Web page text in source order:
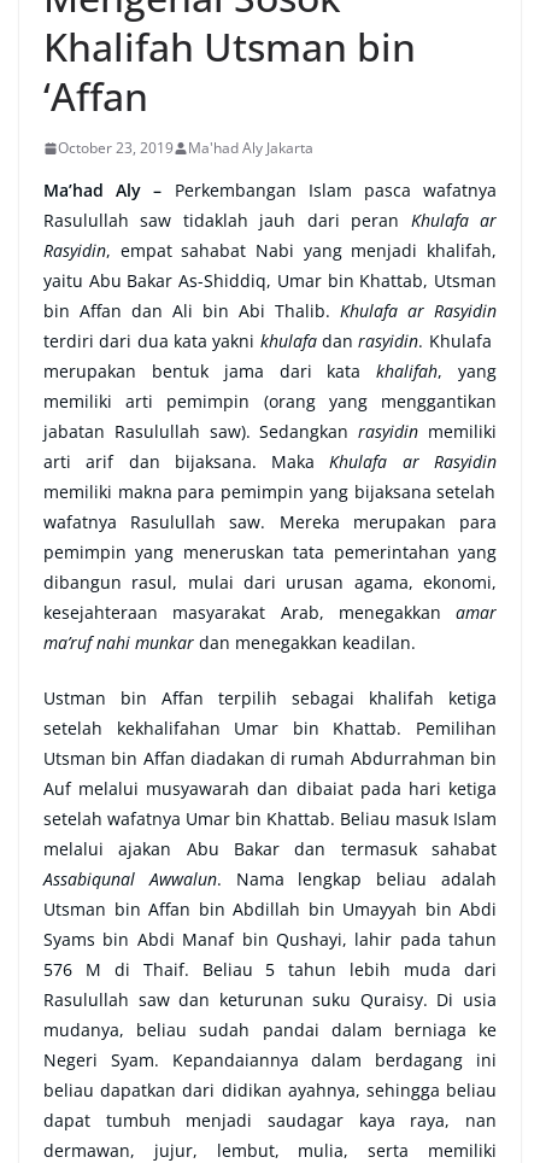
Khalifah Utsman bin
‘Affan
October 23, 2019 Ma'had Aly Jakarta
Ma’had Aly – Perkembangan Islam pasca wafatnya
Rasulullah saw tidaklah jauh dari peran Khulafa ar
Rasyidin, empat sahabat Nabi yang menjadi khalifah,
yaitu Abu Bakar As-Shiddiq, Umar bin Khattab, Utsman
bin Affan dan Ali bin Abi Thalib. Khulafa ar Rasyidin
terdiri dari dua kata yakni khulafadanrasyidin. Khulafa
merupakan bentuk jama dari katakhalifah, yang
memiliki arti pemimpin (orang yang menggantikan
jabatan Rasulullah saw). Sedangkanrasyidin memiliki
arti arif dan bijaksana. MakaKhulafa ar Rasyidin
memiliki makna para pemimpin yang bijaksana setelah
wafatnya Rasulullah saw. Mereka merupakan para
pemimpin yang meneruskan tata pemerintahan yang
dibangun rasul, mulai dari urusan agama, ekonomi,
kesejahteraan masyarakat Arab, menegakkan amar
ma’ruf nahi munkar dan menegakkan keadilan.
Ustman bin Affan terpilih sebagai khalifah ketiga
setelah kekhalifahan Umar bin Khattab. Pemilihan
Utsman bin Affan diadakan di rumah Abdurrahman bin
Auf melalui musyawarah dan dibaiat pada hari ketiga
setelah wafatnya Umar bin Khattab. Beliau masuk Islam
melalui ajakan Abu Bakar dan termasuk sahabat
Assabiqunal Awwalun. Nama lengkap beliau adalah
Utsman bin Affan bin Abdillah bin Umayyah bin Abdi
Syams bin Abdi Manaf bin Qushayi, lahir pada tahun
576 M di Thaif. Beliau 5 tahun lebih muda dari
Rasulullah saw dan keturunan suku Quraisy. Di usia
mudanya, beliau sudah pandai dalam berniaga ke
Negeri Syam. Kepandaiannya dalam berdagang ini
beliau dapatkan dari didikan ayahnya, sehingga beliau
dapat tumbuh menjadi saudagar kaya raya, nan
dermawan, jujur, lembut, mulia, serta memiliki